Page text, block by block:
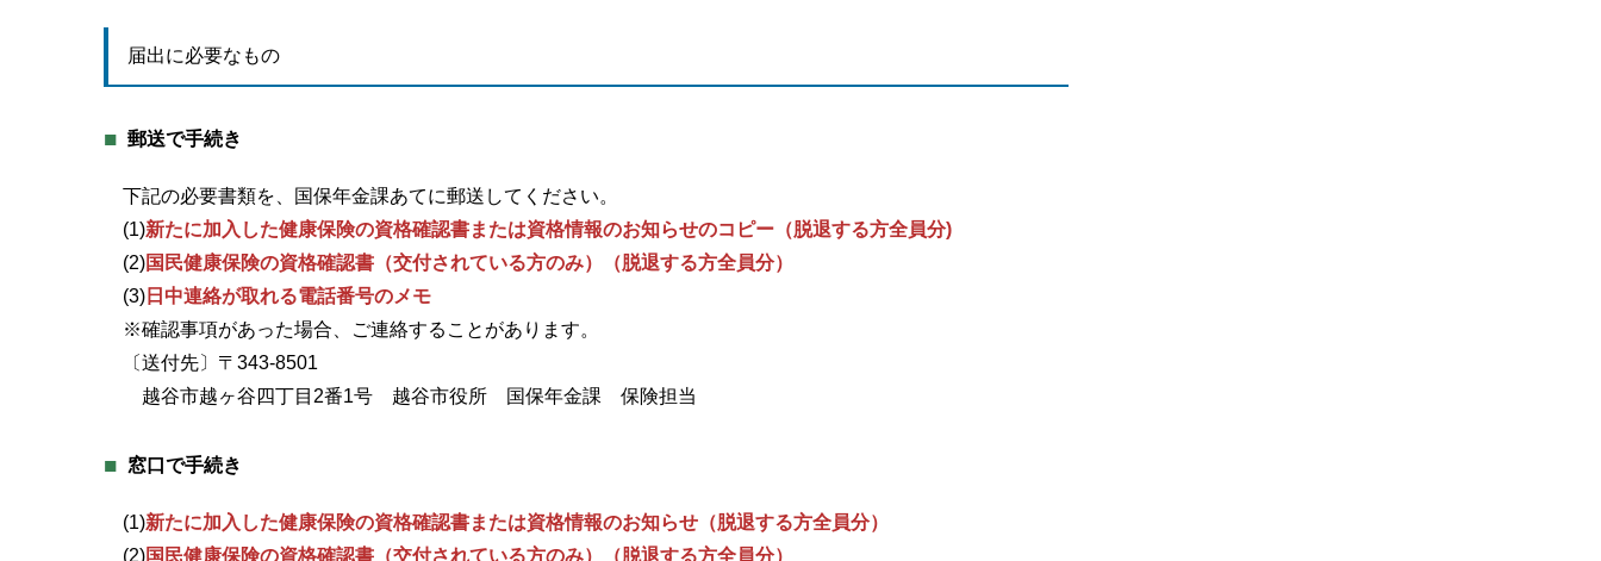
届出に必要なもの
郵送で手続き
下記の必要書類を、国保年金課あてに郵送してください。
(1)新たに加入した健康保険の資格確認書または資格情報のお知らせのコピー（脱退する方全員分)
(2)国民健康保険の資格確認書（交付されている方のみ）
（脱退する方全員分）
(3) 日中連絡が取れる電話番号のメモ
※確認事項があった場合、ご連絡することがあります。
〔送付先〕〒343-8501
越谷市越ヶ谷四丁目2番1号 越谷市役所 国保年金課 保険担当
窓口で手続き
(1)新たに加入した健康保険の資格確認書または資格情報のお知らせ（脱退する方全員分）
(2)国民健康保険の資格確認書（交付されている方のみ）（脱退する方全員分）